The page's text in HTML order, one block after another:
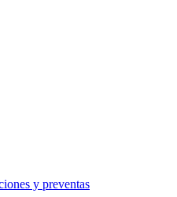
y preventas